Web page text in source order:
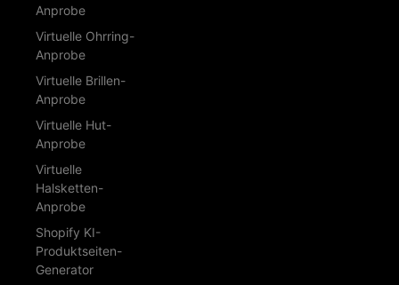
Anprobe
Virtuelle Ohrring-
Anprobe
Virtuelle Brillen-
Anprobe
Virtuelle Hut-
Anprobe
Virtuelle
Halsketten-
Anprobe
Shopify KI-
Produktseiten-
Generator